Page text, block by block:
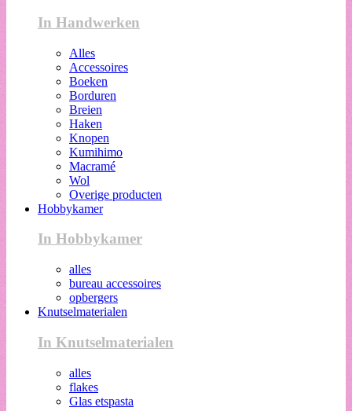
In Handwerken
Alles
Accessoires
Boeken
Borduren
Breien
Haken
Knopen
Kumihimo
Macramé
Wol
Overige producten
Hobbykamer
In Hobbykamer
alles
bureau accessoires
opbergers
Knutselmaterialen
In Knutselmaterialen
alles
flakes
Glas etspasta